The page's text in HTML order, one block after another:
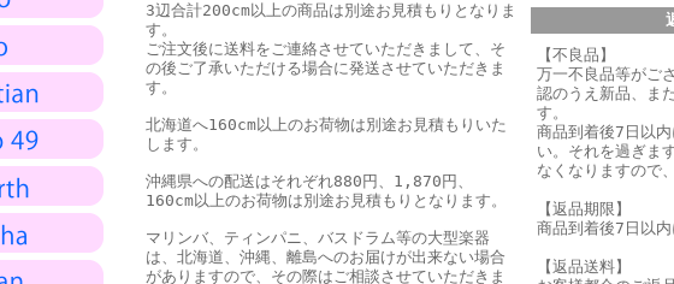
3辺合計200cm以上の商品は別途お見積もりとなりま
す。
ご注文後に送料をご連絡させていただきまして、そ
の後ご了承いただける場合に発送させていただきま
す。
北海道へ160cm以上のお荷物は別途お見積もりいた
します。
沖縄県への配送はそれぞれ880円、1,870円、
160cm以上のお荷物は別途お見積もりとなります。
マリンバ、ティンパニ、バスドラム等の大型楽器
は、北海道、沖縄、離島へのお届けが出来ない場合
がありますので、その際はご相談させていただきま
【不良品】
万一不良品等がご
認のうえ新品、ま
す。
商品到着後7日以
い。それを過ぎま
なくなりますので
【返品期限】
商品到着後7日以内
【返品送料】